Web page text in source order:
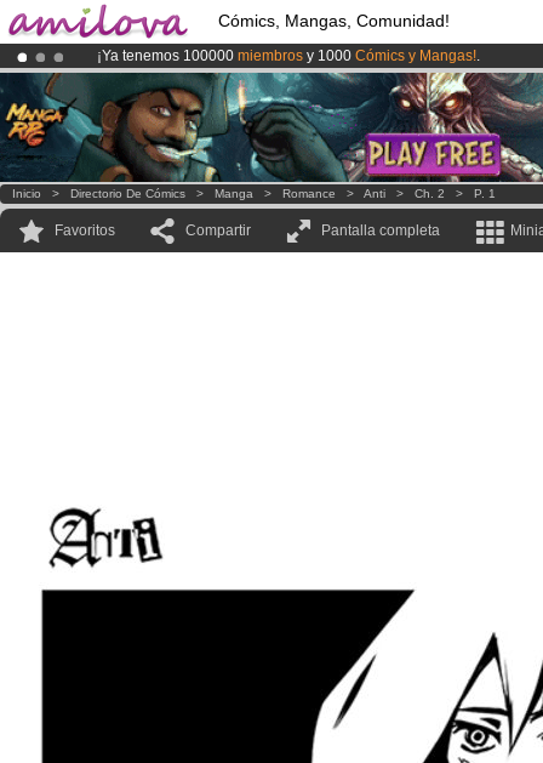
Cómics, Mangas, Comunidad!
¡Ya tenemos 100000 miembros y 1000 Cómics y Mangas!.
¡Conviertete en Premium por3.95 eurosal mes!Hazte Premium ya
El Kickstarter Amilova está desormado lanzado!.
Inicio > Directorio De Cómics > Manga > Romance > Anti > Ch. 2 > P. 1
Favoritos Compartir Pantalla completa